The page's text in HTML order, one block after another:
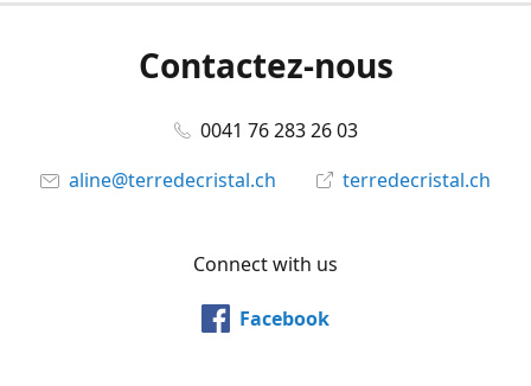
Contactez-nous
0041 76 283 26 03
aline@terredecristal.ch
terredecristal.ch
Connect with us
Facebook